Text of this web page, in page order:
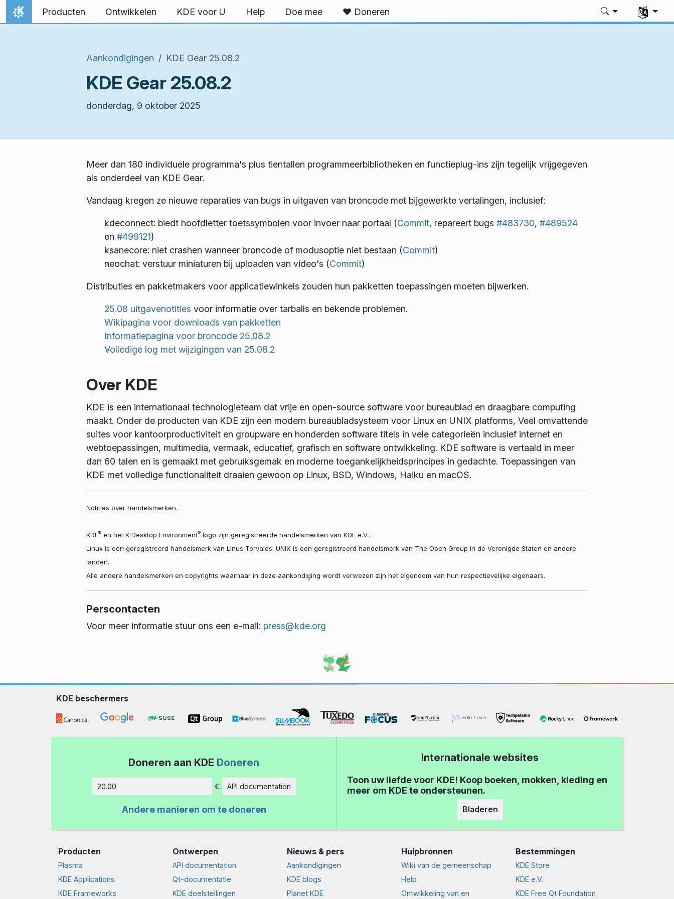
Spring naar inhoud
Thuis
Producten Ontwikkelen KDE voor U Help Doe mee ❤ Doneren
Uw taal
Aankondigingen KDE Gear 25.08.2
KDE Gear 25.08.2
donderdag, 9 oktober 2025
Meer dan 180 individuele programma's plus tientallen programmeerbibliotheken en functieplug-ins zijn tegelijk vrijgegeven
als onderdeel van KDE Gear.
Vandaag kregen ze nieuwe reparaties van bugs in uitgaven van broncode met bijgewerkte vertalingen, inclusief:
kdeconnect: biedt hoofdletter toetssymbolen voor invoer naar portaal (Commit, repareert bugs #483730, #489524
en #499121)
ksanecore: niet crashen wanneer broncode of modusoptie niet bestaan (Commit)
neochat: verstuur miniaturen bij uploaden van video's (Commit)
Distributies en pakketmakers voor applicatiewinkels zouden hun pakketten toepassingen moeten bijwerken.
25.08 uitgavenotities voor informatie over tarballs en bekende problemen.
Wikipagina voor downloads van pakketten
Informatiepagina voor broncode 25.08.2
Volledige log met wijzigingen van 25.08.2
Over KDE
KDE is een internationaal technologieteam dat vrije en open-source software voor bureaublad en draagbare computing
maakt. Onder de producten van KDE zijn een modern bureaubladsysteem voor Linux en UNIX platforms, Veel omvattende
suites voor kantoorproductiviteit en groupware en honderden software titels in vele categorieën inclusief internet en
webtoepassingen, multimedia, vermaak, educatief, grafisch en software ontwikkeling. KDE software is vertaald in meer
dan 60 talen en is gemaakt met gebruiksgemak en moderne toegankelijkheidsprincipes in gedachte. Toepassingen van
KDE met volledige functionaliteit draaien gewoon op Linux, BSD, Windows, Haiku en macOS.
Notities over handelsmerken.
KDE® en het K Desktop Environment® logo zijn geregistreerde handelsmerken van KDE e.V..
Linux is een geregistreerd handelsmerk van Linus Torvalds. UNIX is een geregistreerd handelsmerk van The Open Group in de Verenigde Staten en andere
landen.
Alle andere handelsmerken en copyrights waarnaar in deze aankondiging wordt verwezen zijn het eigendom van hun respectievelijke eigenaars.
Perscontacten
Voor meer informatie stuur ons een e-mail: press@kde.org
KDE beschermers
Doneren aan KDE Doneren
Hoeveelheid
€ API documentation
Andere manieren om te doneren
Internationale websites
Toon uw liefde voor KDE! Koop boeken, mokken, kleding en
meer om KDE te ondersteunen.
Bladeren
Producten
Plasma
KDE Applications
KDE Frameworks
Ontwerpen
API documentation
Qt-documentatie
KDE doelstellingen
Nieuws & pers
Aankondigingen
KDE blogs
Planet KDE
Hulpbronnen
Wiki van de gemeenschap
Help
Ontwikkeling van en
Bestemmingen
KDE Store
KDE e.V.
KDE Free Qt Foundation